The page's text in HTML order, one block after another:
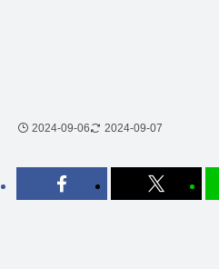
2024-09-06 2024-09-07